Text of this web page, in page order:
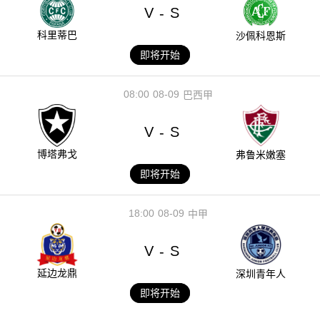
科里蒂巴
V - S
沙佩科恩斯
即将开始
08-09
08:00 巴西甲
博塔弗戈
V - S
弗鲁米嫩塞
即将开始
08-09
18:00 中甲
延边龙鼎
V - S
深圳青年人
即将开始